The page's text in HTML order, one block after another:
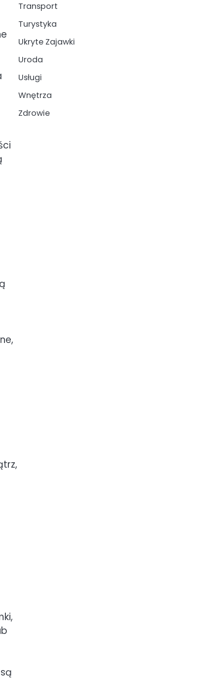
Transport
Turystyka
Ukryte Zajawki
Uroda
Usługi
Wnętrza
Zdrowie